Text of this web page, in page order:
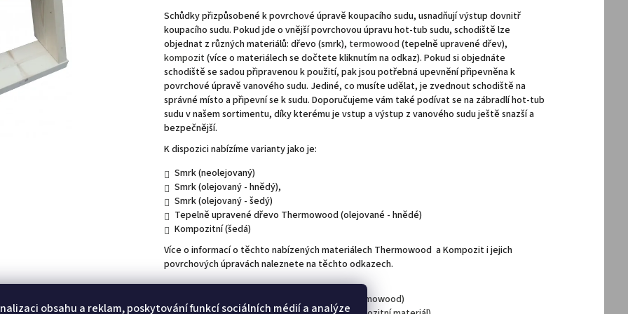
obsahu a reklam, poskytování funkcí sociálních médií a analýze
Schůdky přizpůsobené k povrchové úpravě koupacího sudu, usnadňují výstup dovnitř
koupacího sudu. Pokud jde o vnější povrchovou úpravu hot-tub sudu, schodiště lze
objednat z různých materiálů: dřevo (smrk), termowood (tepelně upravené dřev),
kompozit (více o materiálech se dočtete kliknutím na odkaz). Pokud si objednáte
schodiště se sadou připravenou k použití, pak jsou potřebná upevnění připevněna k
povrchové úpravě vanového sudu. Jediné, co musíte udělat, je zvednout schodiště na
správné místo a připevní se k sudu. Doporučujeme vám také podívat se na zábradlí hot-tub
sudu v našem sortimentu, díky kterému je vstup a výstup z vanového sudu ještě snazší a
bezpečnější.
K dispozici nabízíme varianty jako je:
Smrk (neolejovaný)
Smrk (olejovaný - hnědý),
Smrk (olejovaný - šedý)
Tepelně upravené dřevo Thermowood (olejované - hnědé)
Kompozitní (šedá)
Více o informací o těchto nabízených materiálech Thermowood a Kompozit i jejich
povrchových úpravách naleznete na těchto odkazech.
Obložení /opláštění vířivka (thermowood)